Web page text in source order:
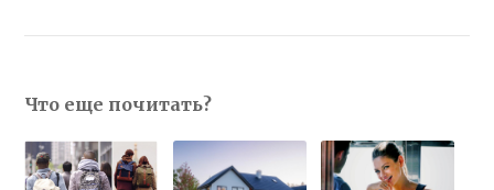
Что еще почитать?